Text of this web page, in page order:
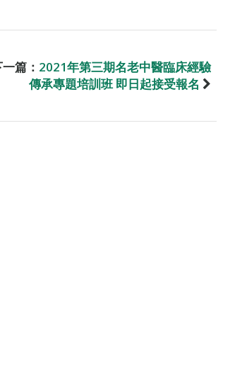
篇： 2021年第三期名老中醫臨床經驗
傳承專題培訓班 即日起接受報名